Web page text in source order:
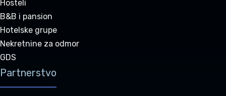
Hosteli
B&B i pansion
Hotelske grupe
Nekretnine za odmor
GDS
Partnerstvo